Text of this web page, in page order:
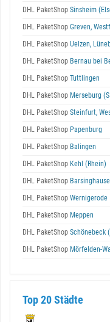
DHL PaketShop Sinsheim
DHL PaketShop Greven,
DHL PaketShop Uelzen,
DHL PaketShop Bernau bei
DHL PaketShop Tuttlingen
DHL PaketShop Merseburg
DHL PaketShop Steinfurt,
DHL PaketShop Papenburg
DHL PaketShop Balingen
DHL PaketShop Kehl (Rhein)
DHL PaketShop
DHL PaketShop Wernigerode
DHL PaketShop Meppen
DHL PaketShop Schönebeck
DHL PaketShop Mörfelden-
Top 20 Städte